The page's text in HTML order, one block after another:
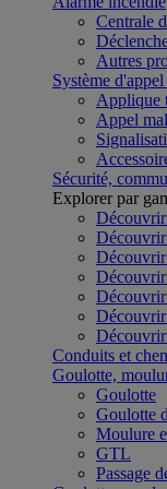
Centrale
Autres
Système
Applique
Appel
Sécurité,
Explorer par
Conduits et
Goulotte,
Goulotte
Goulotte
Moulure
GTL
Passage